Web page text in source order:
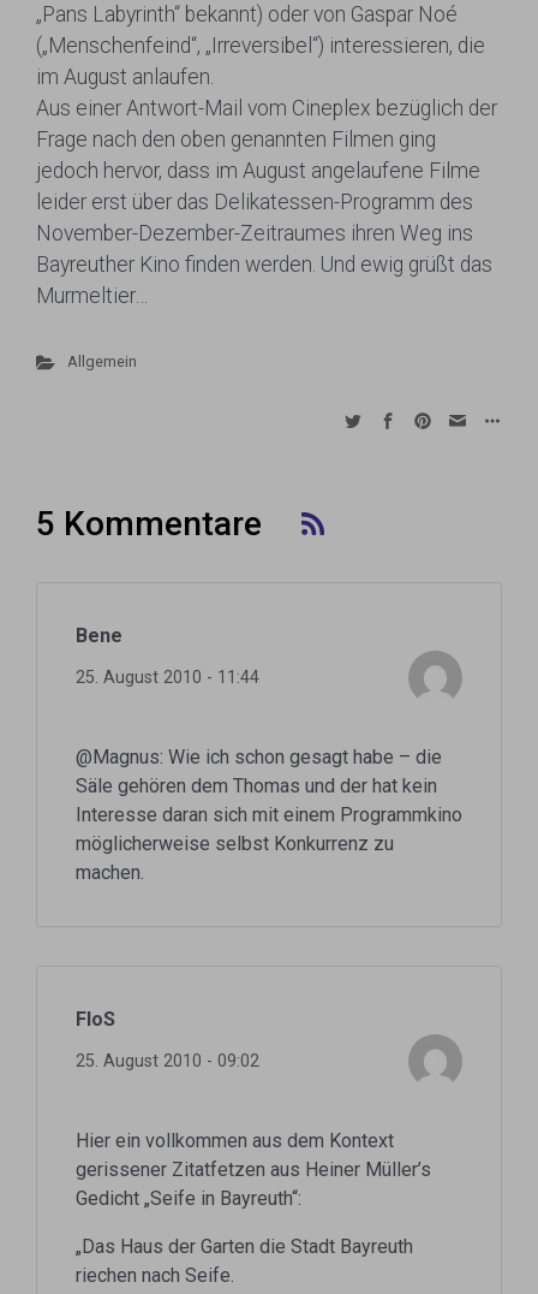
„Pans Labyrinth“ bekannt) oder von Gaspar Noé
(„Menschenfeind“, „Irreversibel“) interessieren, die
im August anlaufen.
Aus einer Antwort-Mail vom Cineplex bezüglich der
Frage nach den oben genannten Filmen ging
jedoch hervor, dass im August angelaufene Filme
leider erst über das Delikatessen-Programm des
November-Dezember-Zeitraumes ihren Weg ins
Bayreuther Kino finden werden. Und ewig grüßt das
Murmeltier…
Allgemein
5 Kommentare
Bene
25. August 2010 - 11:44
@Magnus: Wie ich schon gesagt habe – die
Säle gehören dem Thomas und der hat kein
Interesse daran sich mit einem Programmkino
möglicherweise selbst Konkurrenz zu
machen.
FloS
25. August 2010 - 09:02
Hier ein vollkommen aus dem Kontext
gerissener Zitatfetzen aus Heiner Müller’s
Gedicht „Seife in Bayreuth“:
„Das Haus der Garten die Stadt Bayreuth
riechen nach Seife.